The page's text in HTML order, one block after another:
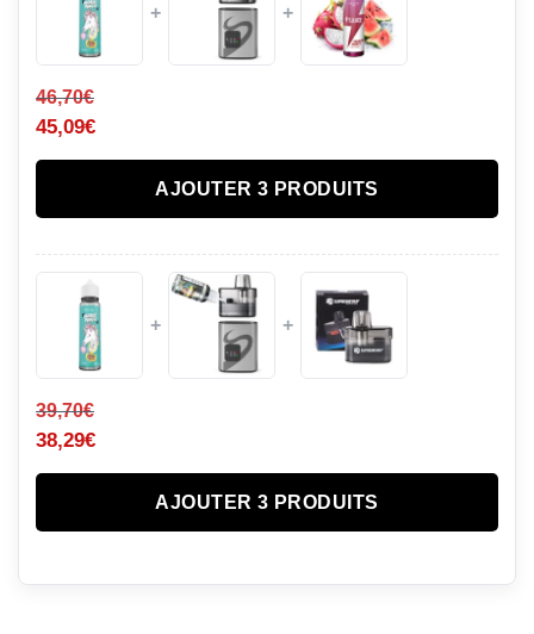
+ +
46,70€
45,09€
AJOUTER 3 PRODUITS
+ +
39,70€
38,29€
AJOUTER 3 PRODUITS